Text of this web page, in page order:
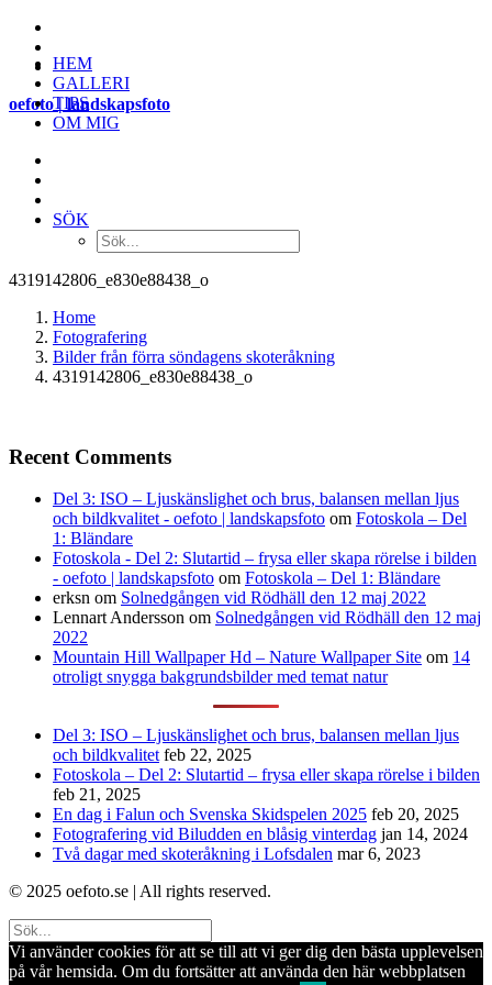
oefoto | landskapsfoto
HEM
GALLERI
TIPS
OM MIG
SÖK
4319142806_e830e88438_o
Home
Fotografering
Bilder från förra söndagens skoteråkning
4319142806_e830e88438_o
Recent Comments
Del 3: ISO – Ljuskänslighet och brus, balansen mellan ljus
och bildkvalitet - oefoto | landskapsfoto om Fotoskola – Del
1: Bländare
Fotoskola - Del 2: Slutartid – frysa eller skapa rörelse i bilden
- oefoto | landskapsfoto om Fotoskola – Del 1: Bländare
erksn om Solnedgången vid Rödhäll den 12 maj 2022
Lennart Andersson om Solnedgången vid Rödhäll den 12 maj
2022
Mountain Hill Wallpaper Hd – Nature Wallpaper Site om 14
otroligt snygga bakgrundsbilder med temat natur
Del 3: ISO – Ljuskänslighet och brus, balansen mellan ljus
och bildkvalitet feb 22, 2025
Fotoskola – Del 2: Slutartid – frysa eller skapa rörelse i bilden
feb 21, 2025
En dag i Falun och Svenska Skidspelen 2025 feb 20, 2025
Fotografering vid Biludden en blåsig vinterdag jan 14, 2024
Två dagar med skoteråkning i Lofsdalen mar 6, 2023
© 2025 oefoto.se | All rights reserved.
Vi använder cookies för att se till att vi ger dig den bästa upplevelsen
på vår hemsida. Om du fortsätter att använda den här webbplatsen